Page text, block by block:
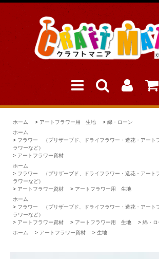
ホーム > アートフラワー用 生地 > 綿・ローン
ホーム
> フラワー （プリザーブド、ドライフラワー・造花・アート
ラワーなど）
> アートフラワー資材
ホーム
> フラワー （プリザーブド、ドライフラワー・造花・アート
ラワーなど）
> アートフラワー資材 > アートフラワー用 生地
ホーム
> フラワー （プリザーブド、ドライフラワー・造花・アート
ラワーなど）
> アートフラワー資材 > アートフラワー用 生地 > 綿・ロ
ホーム
> アートフラワー資材 > 生地